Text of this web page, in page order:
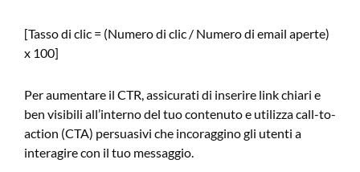
[Tasso di clic = (Numero di clic / Numero di email aperte)
x 100]
Per aumentare il CTR, assicurati di inserire link chiari e
ben visibili all’interno del tuo contenuto e utilizza call-to-
action (CTA) persuasivi che incoraggino gli utenti a
interagire con il tuo messaggio.